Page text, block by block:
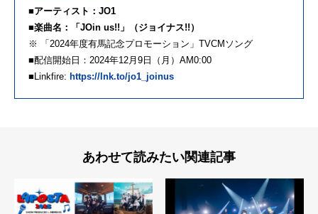
■アーティスト：JO1
■楽曲名：「JOin us!!」（ジョイナス!!）
※ 「2024年度有馬記念プロモーション」TVCMソング
■配信開始日：2024年12月9日（月）AM0:00
■Linkfire: https://lnk.to/jo1_joinus
あわせて読みたい関連記事